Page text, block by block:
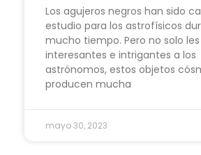
Los agujeros negros han sido
estudio para los astrofísicos
mucho tiempo. Pero no solo
interesantes e intrigantes a los
astrónomos, estos objetos
producen mucha
mayo 30, 2023